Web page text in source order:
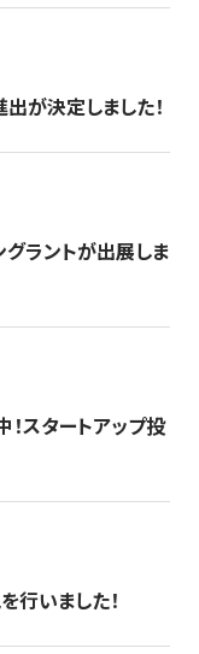
が決定しました！
グラントが出展しま
スタートアップ投
行いました！